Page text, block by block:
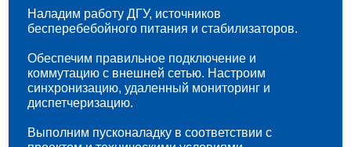
Наладим работу ДГУ, источников
бесперебебойного питания и стабилизаторов.
Обеспечим правильное подключение и
коммутацию с внешней сетью. Настроим
синхронизацию, удаленный мониторинг и
диспетчеризацию.
Выполним пусконаладку в соответствии с